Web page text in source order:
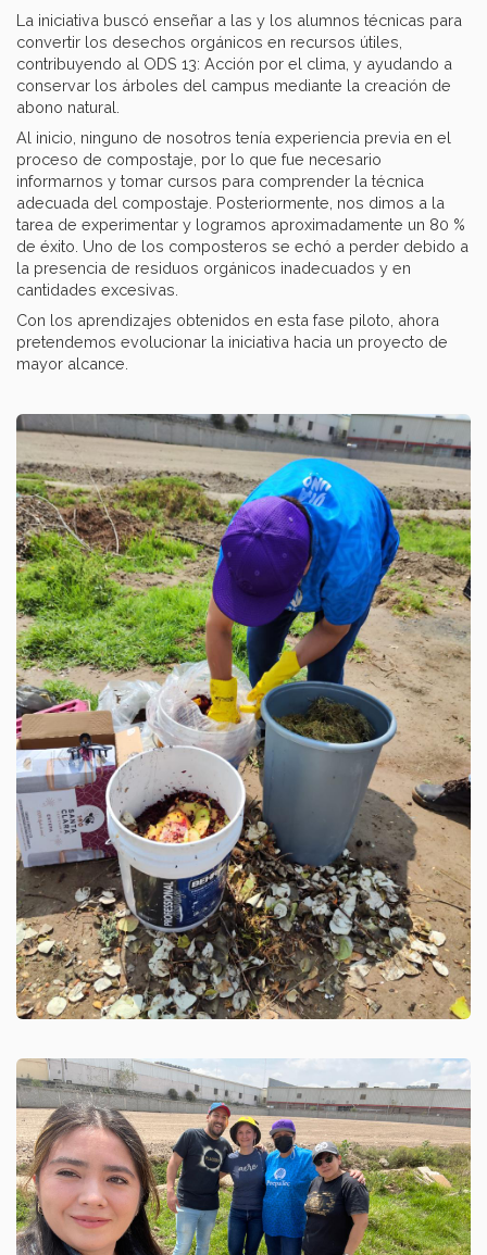
La iniciativa buscó enseñar a las y los alumnos técnicas para
convertir los desechos orgánicos en recursos útiles,
contribuyendo al ODS 13: Acción por el clima, y ayudando a
conservar los árboles del campus mediante la creación de
abono natural.
Al inicio, ninguno de nosotros tenía experiencia previa en el
proceso de compostaje, por lo que fue necesario
informarnos y tomar cursos para comprender la técnica
adecuada del compostaje. Posteriormente, nos dimos a la
tarea de experimentar y logramos aproximadamente un 80 %
de éxito. Uno de los composteros se echó a perder debido a
la presencia de residuos orgánicos inadecuados y en
cantidades excesivas.
Con los aprendizajes obtenidos en esta fase piloto, ahora
pretendemos evolucionar la iniciativa hacia un proyecto de
mayor alcance.